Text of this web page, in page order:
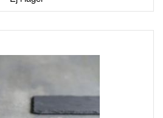
ÖNSKELISTA